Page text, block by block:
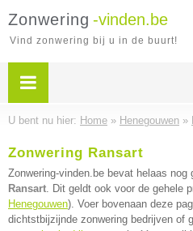
Zonwering -vinden.be
Vind zonwering bij u in de buurt!
U bent nu hier: Home » Henegouwen »
Zonwering Ransart
Zonwering-vinden.be bevat helaas nog
Ransart. Dit geldt ook voor de gehele
Henegouwen). Voer bovenaan deze
dichtstbijzijnde zonwering bedrijven of